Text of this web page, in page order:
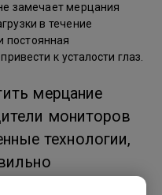
замечает мерцания
в течение
постоянная
к усталости глаз.
мерцание
мониторов
технологии,
кадров и